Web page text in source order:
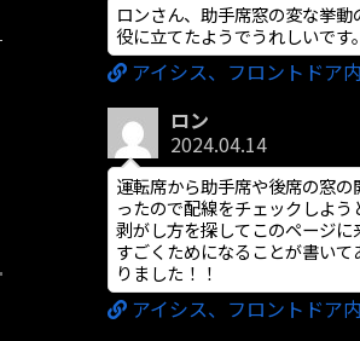
ロンさん、助手席窓の変な挙
役に立てたようでうれしいです
アイシス、フロントドア
ロン
2024.04.14
運転席から助手席や後席の窓の
ったので配線をチェックしよ
剥がし方を探してこのページに
すごくためになることが書い
りました！！
アイシス、フロントドア